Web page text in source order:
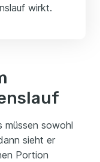
wirkt.
müssen sowohl
sieht er
Portion